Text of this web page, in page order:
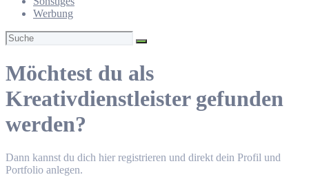
Werbung
Suchen
nach:
Möchtest du als
Kreativdienstleister gefunden
werden?
Dann kannst du dich hier registrieren und direkt dein Profil und
Portfolio anlegen.